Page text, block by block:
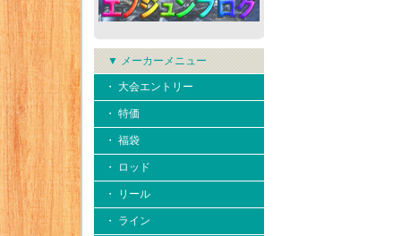
▼ メーカーメニュー
・ 大会エントリー
・ 特価
・ 福袋
・ ロッド
・ リール
・ ライン